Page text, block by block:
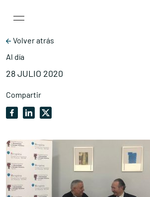
Main Navigation
Volver atrás
Al día
28 JULIO 2020
Compartir